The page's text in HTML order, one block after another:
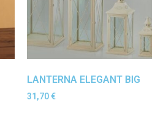
LANTERNA ELEGANT BIG
31,70 €